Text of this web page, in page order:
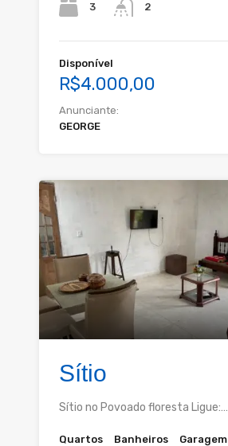
3 2
Disponível
R$4.000,00
Anunciante:
GEORGE
Sítio
Sítio no Povoado floresta Ligue:…
Quartos Banheiros Garagem